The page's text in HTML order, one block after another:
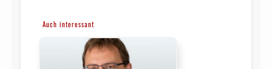
Auch interessant